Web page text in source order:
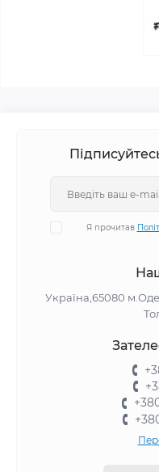
Я прочитав
Україна,65080